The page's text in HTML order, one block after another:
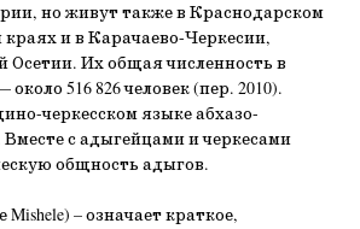
но живут также в Краснодарском
и в Карачаево-Черкесии,
Осетии. Их общая численность в
516 826 человек (пер. 2010).
черкесском языке абхазо-
с адыгейцами и черкесами
общность адыгов.
– означает краткое,